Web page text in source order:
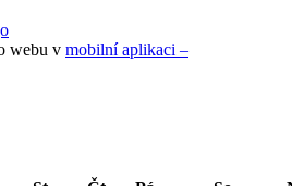
webu v mobilní aplikaci –